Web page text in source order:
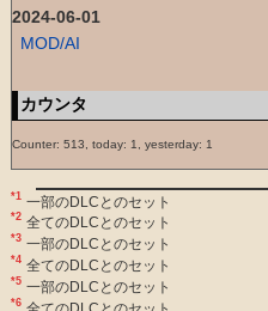
2024-06-01
MOD/AI
カウンタ
Counter: 513, today: 1, yesterday: 1
*1 一部のDLCとのセット
*2 全てのDLCとのセット
*3 一部のDLCとのセット
*4 全てのDLCとのセット
*5 一部のDLCとのセット
*6 全てのDLCとのセット